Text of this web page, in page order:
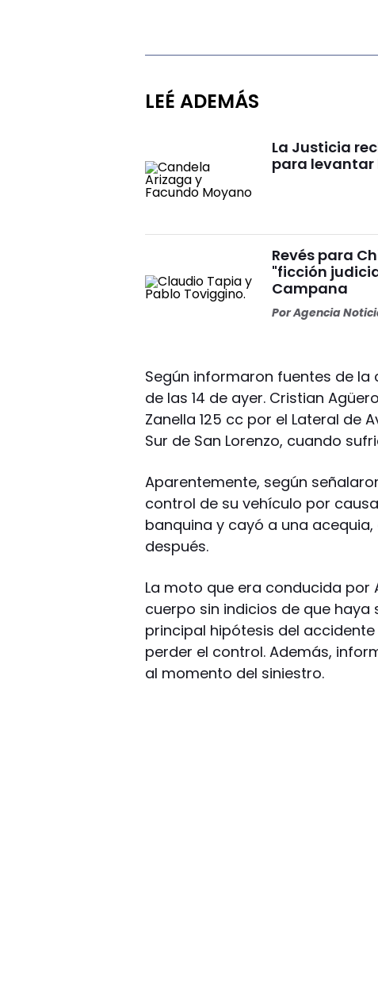
LEÉ ADEMÁS
La Justicia
para levantar
Revés para
"ficción
Campana
PorAgencia
Según informaron fuentes de
de las 14 de ayer. Cristian
Zanella 125 cc por el Lateral de
Sur de San Lorenzo, cuando
Aparentemente, según
control de su vehículo por
banquina y cayó a una
después.
La moto que era conducida por
cuerpo sin indicios de que
principal hipótesis del
perder el control. Además,
al momento del siniestro.